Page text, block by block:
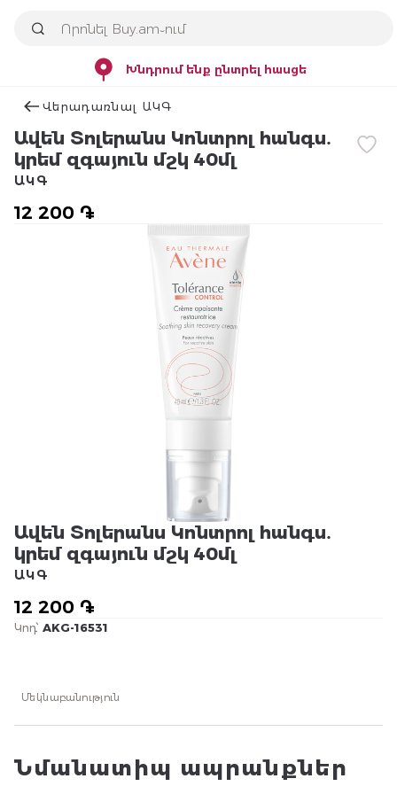
Խնդրում ենք ընտրել հասցե
Վերադառնալ ԱԿԳ
Ավեն Տոլերանս Կոնտրոլ հանգս․
կրեմ զգայուն մշկ 40մլ
12 200 ֏
ԱԿԳ
Ավեն Տոլերանս Կոնտրոլ հանգս․
կրեմ զգայուն մշկ 40մլ
12 200 ֏
ԱԿԳ
Կոդ՝ AKG-16531
Մեկնաբանություն
Նմանատիպ ապրանքներ